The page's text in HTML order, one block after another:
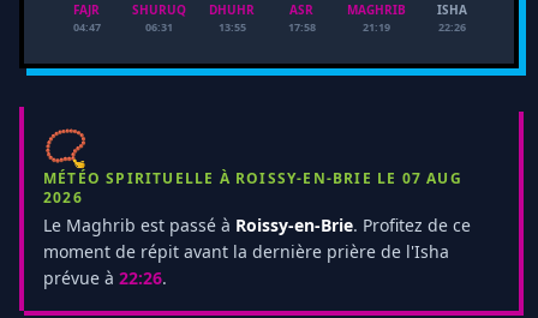
FAJR
04:47
SHURUQ
06:31
DHUHR
13:55
ASR
17:58
MAGHRIB
21:19
ISHA
22:26
📿
MÉTÉO SPIRITUELLE À ROISSY-EN-BRIE LE 07 AUG
2026
Le Maghrib est passé à Roissy-en-Brie. Profitez de ce
moment de répit avant la dernière prière de l'Isha
prévue à 22:26.